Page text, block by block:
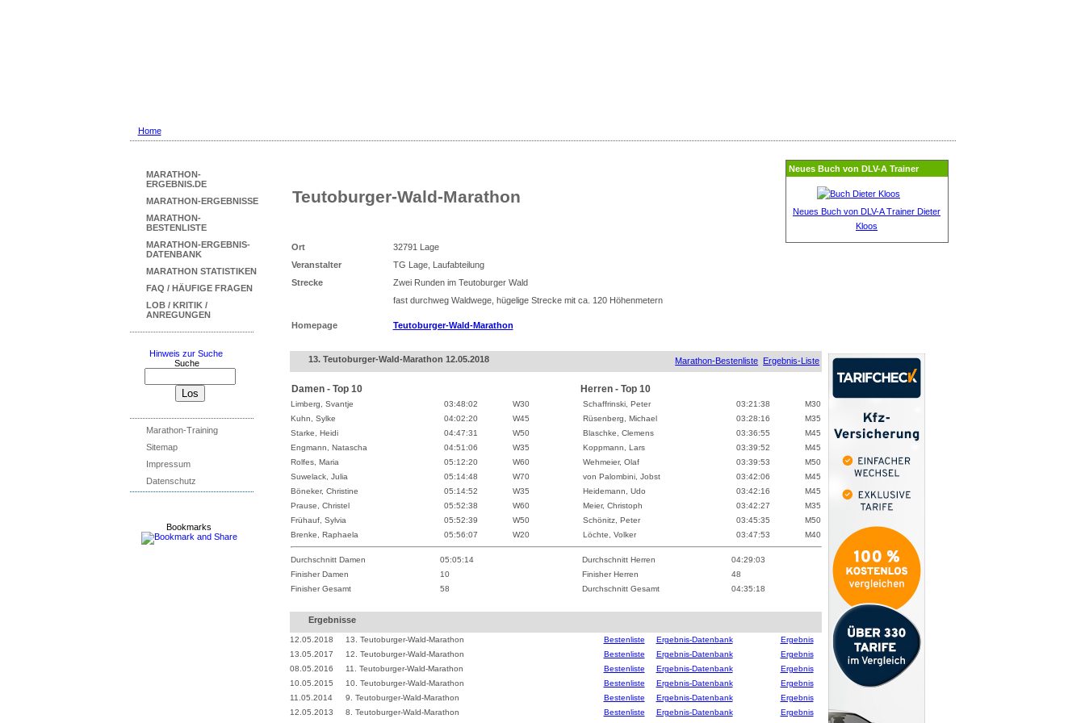
Home
MARATHON-
ERGEBNIS.DE
MARATHON-ERGEBNISSE
MARATHON-
BESTENLISTE
MARATHON-ERGEBNIS-
DATENBANK
MARATHON STATISTIKEN
FAQ / HÄUFIGE FRAGEN
LOB / KRITIK /
ANREGUNGEN
Hinweis zur Suche
Suche
Marathon-Training
Sitemap
Impressum
Datenschutz
Bookmarks
Neues Buch von DLV-A Trainer
Neues Buch von DLV-A Trainer Dieter
Kloos
Teutoburger-Wald-Marathon
Ort
32791 Lage
Veranstalter
TG Lage, Laufabteilung
Strecke
Zwei Runden im Teutoburger Wald
fast durchweg Waldwege, hügelige Strecke mit ca. 120 Höhenmetern
Homepage Teutoburger-Wald-Marathon
13. Teutoburger-Wald-Marathon 12.05.2018 Marathon-Bestenliste Ergebnis-Liste
Damen - Top 10 Herren - Top 10
Limberg, Svantje 03:48:02 W30 Schaffrinski, Peter 03:21:38 M30
Kuhn, Sylke
04:02:20 W45 Rüsenberg, Michael 03:28:16 M35
Starke, Heidi
04:47:31 W50 Blaschke, Clemens 03:36:55 M45
Engmann, Natascha
04:51:06 W35 Koppmann, Lars 03:39:52 M45
Rolfes, Maria
05:12:20 W60 Wehmeier, Olaf 03:39:53 M50
Suwelack, Julia
05:14:48 W70 von Palombini, Jobst 03:42:06 M45
Böneker, Christine
05:14:52 W35 Heidemann, Udo 03:42:16 M45
Prause, Christel
05:52:38 W60 Meier, Christoph 03:42:27 M35
Frühauf, Sylvia
05:52:39 W50 Schönitz, Peter 03:45:35 M50
Brenke, Raphaela
05:56:07 W20 Löchte, Volker 03:47:53 M40
Durchschnitt Damen 05:05:14 Durchschnitt Herren
04:29:03
Finisher Damen
10 Finisher Herren
48
Finisher Gesamt
58 Durchschnitt Gesamt 04:35:18
Ergebnisse
12.05.2018 13. Teutoburger-Wald-Marathon Bestenliste Ergebnis-Datenbank
Ergebnis
13.05.2017
12. Teutoburger-Wald-Marathon Bestenliste Ergebnis-Datenbank
Ergebnis
08.05.2016
11. Teutoburger-Wald-Marathon Bestenliste Ergebnis-Datenbank
Ergebnis
10.05.2015
10. Teutoburger-Wald-Marathon Bestenliste Ergebnis-Datenbank
Ergebnis
11.05.2014
9. Teutoburger-Wald-Marathon Bestenliste Ergebnis-Datenbank
Ergebnis
12.05.2013
8. Teutoburger-Wald-Marathon Bestenliste Ergebnis-Datenbank
Ergebnis